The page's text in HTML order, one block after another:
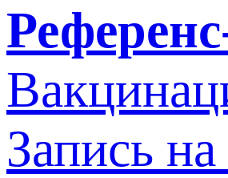
Запись